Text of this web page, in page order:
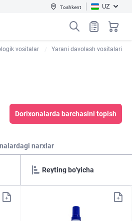
Toshkent UZ
vositalar Yarani davolash vositalari
Dorixonalarda barchasini topish
narxlar